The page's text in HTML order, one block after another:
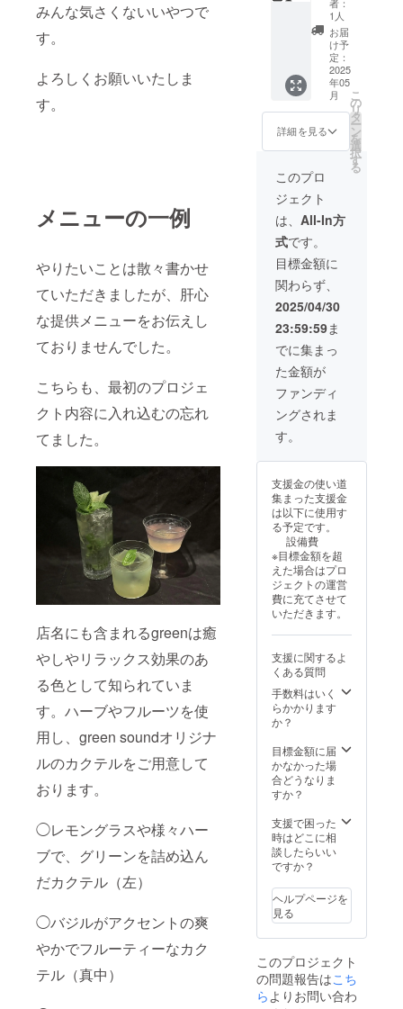
みんな気さくないいやつで
す。
よろしくお願いいたしま
す。
メニューの一例
やりたいことは散々書かせ
ていただきましたが、肝心
な提供メニューをお伝えし
ておりませんでした。
こちらも、最初のプロジェ
クト内容に入れ込むの忘れ
てました。
店名にも含まれるgreenは癒
やしやリラックス効果のあ
る色として知られていま
す。ハーブやフルーツを使
用し、green soundオリジナ
ルのカクテルをご用意して
おります。
◯レモングラスや様々ハー
ブで、グリーンを詰め込ん
だカクテル（左）
◯バジルがアクセントの爽
やかでフルーティーなカク
テル（真中）
ルキー
プ権は
発生し
ませ
ん。 ・
初回ボ
トル
キープ
から1年
間ご利
用のな
は失効
いたし
ます。
・今回
ルキー
プ権に
はボト
ル代は
含まれ
ませ
ん。 ・
ご支援
時には
メール
アドレ
スのみ
お伺い
す。
「※20歳
未満の
者によ
る飲酒
は法令
で禁止
されて
いま
す。飲
酒に関
わるリ
ターン
なので
20歳未
満の方
はこの
リター
ませ
ん。」
定で
す。 ラ
イブ配
信ご希
望でな
い方は
お申し
付けく
ださ
時には
メール
アドレ
スのみ
お伺い
させて
頂きま
す。
「※20歳
未満の
者によ
る飲酒
は法令
で禁止
されて
いま
す。飲
酒に関
なので
20歳未
満の方
はこの
リター
ンを選
択でき
ませ
ん。」
いただ
いて一
緒に乾
杯する
のも
OK。
green
sound
の
Instagr
amのア
カウン
トから
遠隔
シャン
パン抜
栓ライ
ブ配信
をさせ
ていた
だく予
定で
す。 ラ
イブ配
信ご希
望でな
い方は
お申し
付けく
ご支援
メール
アドレ
スのみ
お伺い
させて
頂きま
す。
「※20歳
未満の
者によ
る飲酒
で禁止
されて
いま
す。飲
酒に関
ターン
なので
20歳未
満の方
リター
ンを選
択でき
ませ
ゴール
ド）
【お礼
のメッ
セー
ジ】 感
謝の気
持ちを
込め
て、お
礼の動
画メッ
セージ
をお送
りしま
す。
オープ
ン後、
店舗に
お越し
いただ
いて一
緒に乾
杯する
のも
OK。
green
sound
の
カウン
遠隔
シャン
パン抜
栓ライ
ブ配信
をさせ
ていた
だく予
定で
す。 ラ
イブ配
望でな
い方は
お申し
付けく
ださ
ご支援
時には
メール
アドレ
お伺い
させて
頂きま
す。
未満の
者によ
る飲酒
は法令
されて
いま
す。飲
1人
お届
け予
定：
2025
年05
月
詳細を見る
こ
の
リ
タ
ー
ン
を
選
択
す
る
このプロ
ジェクト
は、 All-In方
式です。
目標金額に
関わらず、
2025/04/30
23:59:59ま
でに集まっ
た金額が
ファンディ
ングされま
す。
支援金の使い道
集まった支援金
は以下に使用す
る予定です。
設備費
※目標金額を超
えた場合はプロ
ジェクトの運営
費に充てさせて
いただきます。
支援に関するよ
くある質問
手数料はいく
らかかります
か？
目標金額に届
かなかった場
合どうなりま
すか？
支援で困った
時はどこに相
談したらいい
ですか？
ヘルプページを
見る
このプロジェクト
の問題報告はこち
ら よりお問い合わ